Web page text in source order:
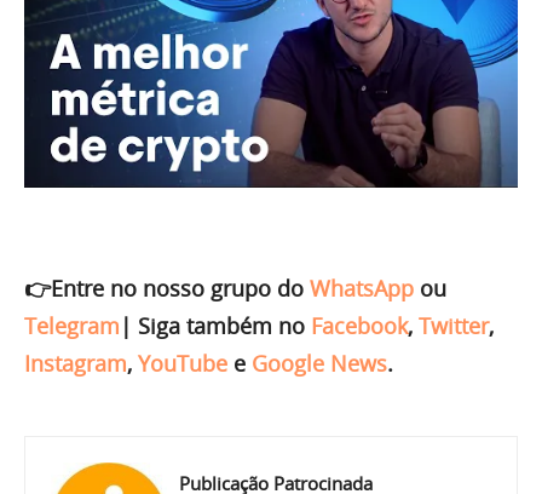
👉Entre no nosso grupo do WhatsApp ou
Telegram | Siga também no Facebook, Twitter,
Instagram, YouTube e Google News.
Publicação Patrocinada